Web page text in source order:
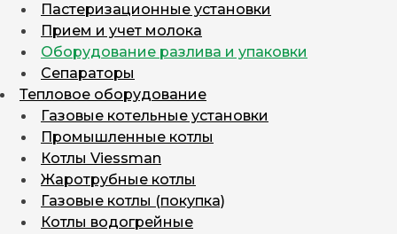
Пастеризационные установки
Прием и учет молока
Оборудование разлива и упаковки
Сепараторы
Тепловое оборудование
Газовые котельные установки
Промышленные котлы
Котлы Viessman
Жаротрубные котлы
Газовые котлы (покупка)
Котлы водогрейные